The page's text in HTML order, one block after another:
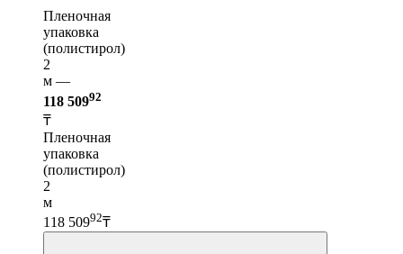
Пленочная
упаковка
(полистирол)
2
м —
118 50992
₸
Пленочная
упаковка
(полистирол)
2
м
118 50992₸